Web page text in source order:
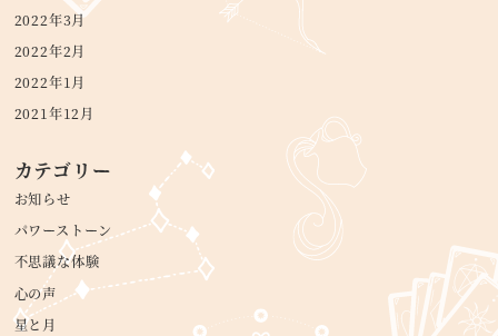
2022年3月
2022年2月
2022年1月
2021年12月
カテゴリー
お知らせ
パワーストーン
不思議な体験
心の声
星と月